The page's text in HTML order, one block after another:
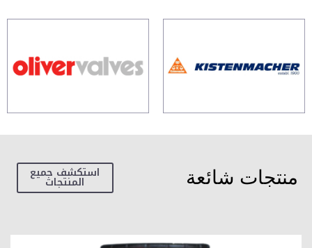
منتجات شائعة استكشف جميع
المنتجات